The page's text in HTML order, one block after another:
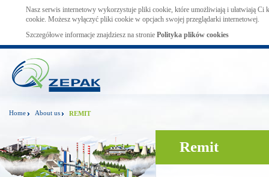
Nasz serwis internetowy wykorzystuje pliki cookie, które umożliwiają i ułatwiają Ci
cookie. Możesz wyłączyć pliki cookie w opcjach swojej przeglądarki internetowej.
Szczegółowe informacje znajdziesz na stronie Polityka plików cookies
Home About us REMIT
Remit